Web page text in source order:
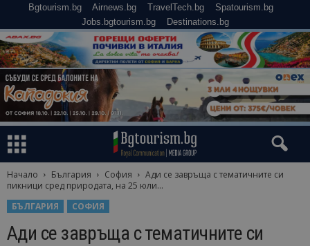
Bgtourism.bg Airnews.bg TravelTech.bg
Spatourism.bg
Jobs.bgtourism.bg
Destinations.bg
Начало България София
Ади се завръща с тематичните си
пикници сред природата, на 25 юли...
БЪЛГАРИЯ
СОФИЯ
Ади се завръща с тематичните си